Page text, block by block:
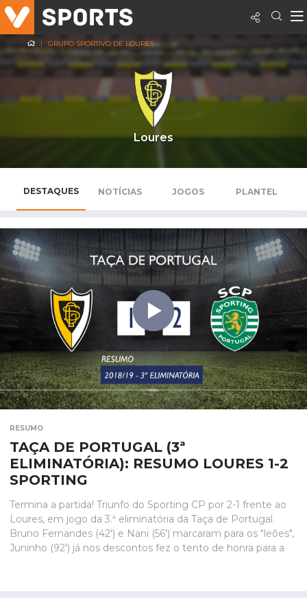
GRUPO SPORTIVO DE LOURES
Loures
DESTAQUES NOTÍCIAS JOGOS PLANTEL
RESUMO
TAÇA DE PORTUGAL (3ª
ELIMINATÓRIA): RESUMO LOURES 1-2
SPORTING
Termina a partida! Triunfo do Sporting CP por 2-1 frente ao
Loures, em jogo da 3.ª eliminatória da Taça de Portugal.
Bruno Fernandes (42') e Nani (56') marcaram para os "leões",
Juninho (92') já nos descontos fez o tento de honra para a